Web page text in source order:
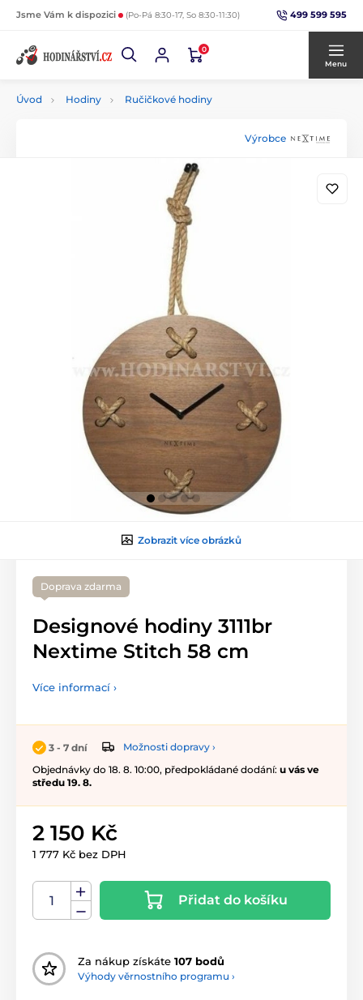
Jsme Vám k dispozici (Po-Pá 8:30-17, So 8:30-11:30) 499 599 595
0
Menu
Úvod Hodiny Ručičkové hodiny
Výrobce
Zobrazit více obrázků
Doprava zdarma
Designové hodiny 3111br
Nextime Stitch 58 cm
Více informací ›
3 - 7 dní
Možnosti dopravy ›
Objednávky do 18. 8. 10:00, předpokládané dodání: u vás ve
středu 19. 8.
2 150 Kč
1 777 Kč bez DPH
Přidat do košíku
Za nákup získáte 107 bodů
Výhody věrnostního programu ›